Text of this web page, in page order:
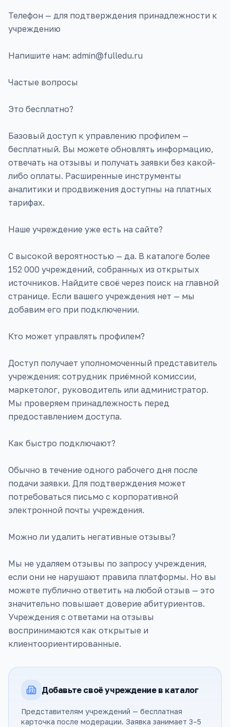
Телефон — для подтверждения принадлежности к
учреждению
Напишите нам: admin@fulledu.ru
Частые вопросы
Это бесплатно?
Базовый доступ к управлению профилем —
бесплатный. Вы можете обновлять информацию,
отвечать на отзывы и получать заявки без какой-
либо оплаты. Расширенные инструменты
аналитики и продвижения доступны на платных
тарифах.
Наше учреждение уже есть на сайте?
С высокой вероятностью — да. В каталоге более
152 000 учреждений, собранных из открытых
источников. Найдите своё через поиск на главной
странице. Если вашего учреждения нет — мы
добавим его при подключении.
Кто может управлять профилем?
Доступ получает уполномоченный представитель
учреждения: сотрудник приёмной комиссии,
маркетолог, руководитель или администратор.
Мы проверяем принадлежность перед
предоставлением доступа.
Как быстро подключают?
Обычно в течение одного рабочего дня после
подачи заявки. Для подтверждения может
потребоваться письмо с корпоративной
электронной почты учреждения.
Можно ли удалить негативные отзывы?
Мы не удаляем отзывы по запросу учреждения,
если они не нарушают правила платформы. Но вы
можете публично ответить на любой отзыв — это
значительно повышает доверие абитуриентов.
Учреждения с ответами на отзывы
воспринимаются как открытые и
клиентоориентированные.
Добавьте своё учреждение в каталог
Представителям учреждений — бесплатная
карточка после модерации. Заявка занимает 3–5